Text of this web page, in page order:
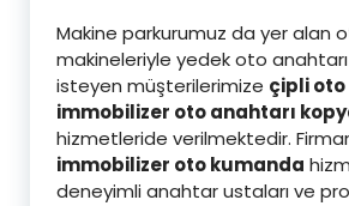
Makine parkurumuz da yer alan
makineleriyle yedek oto
isteyen müşterilerimize çipli
immobilizer oto anahtarı
hizmetleride verilmektedir.
immobilizer oto kumanda
deneyimli anahtar ustaları ve